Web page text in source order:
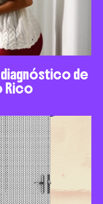
de
Rico